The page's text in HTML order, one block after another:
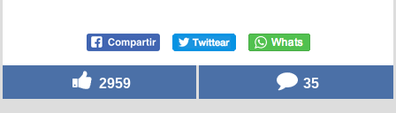
2959 35